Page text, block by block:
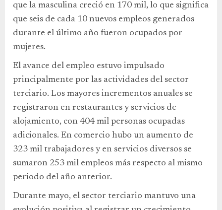
que la masculina creció en 170 mil, lo que significa
que seis de cada 10 nuevos empleos generados
durante el último año fueron ocupados por
mujeres.
El avance del empleo estuvo impulsado
principalmente por las actividades del sector
terciario. Los mayores incrementos anuales se
registraron en restaurantes y servicios de
alojamiento, con 404 mil personas ocupadas
adicionales. En comercio hubo un aumento de
323 mil trabajadores y en servicios diversos se
sumaron 253 mil empleos más respecto al mismo
periodo del año anterior.
Durante mayo, el sector terciario mantuvo una